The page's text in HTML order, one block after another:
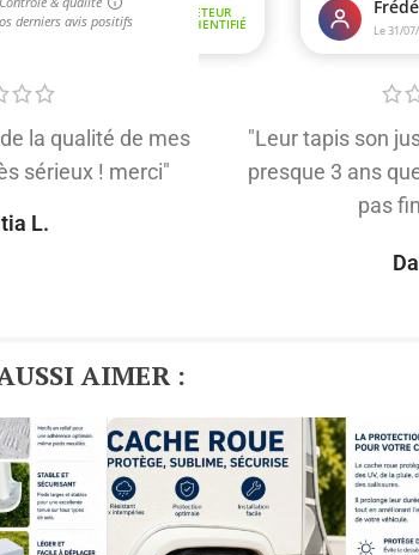
la qualité de mes
sérieux ! merci"
L.
"Leur tapis son
presque 3 ans
pas
AIMER :​